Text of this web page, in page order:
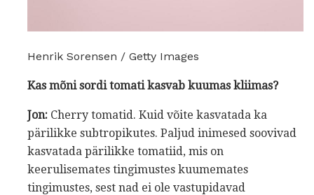
Henrik Sorensen / Getty Images
Kas mõni sordi tomati kasvab kuumas kliimas?
Jon: Cherry tomatid. Kuid võite kasvatada ka
pärilikke subtropikutes. Paljud inimesed soovivad
kasvatada pärilikke tomatiid, mis on
keerulisemates tingimustes kuumemates
tingimustes, sest nad ei ole vastupidavad